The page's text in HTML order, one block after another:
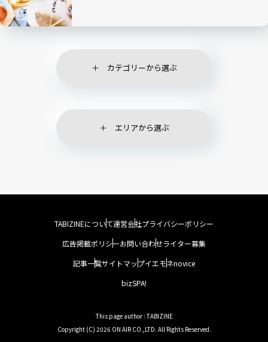
カテゴリーから選ぶ
エリアから選ぶ
TABIZINEについて運営会社プライバシーポリシー
広告掲載ポリシーお問い合わせライター募集
記事一覧サイトマップイエモネnovice
bizSPA!
This page author : TABIZINE
Copyright (C) 2026 ON AIR CO.,LTD. All Rights Reserved.